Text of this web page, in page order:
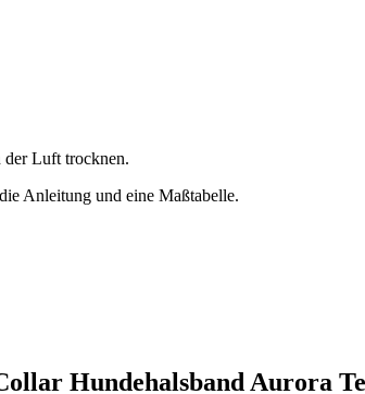
der Luft trocknen.
Anleitung und eine Maßtabelle.
Hundehalsband Aurora